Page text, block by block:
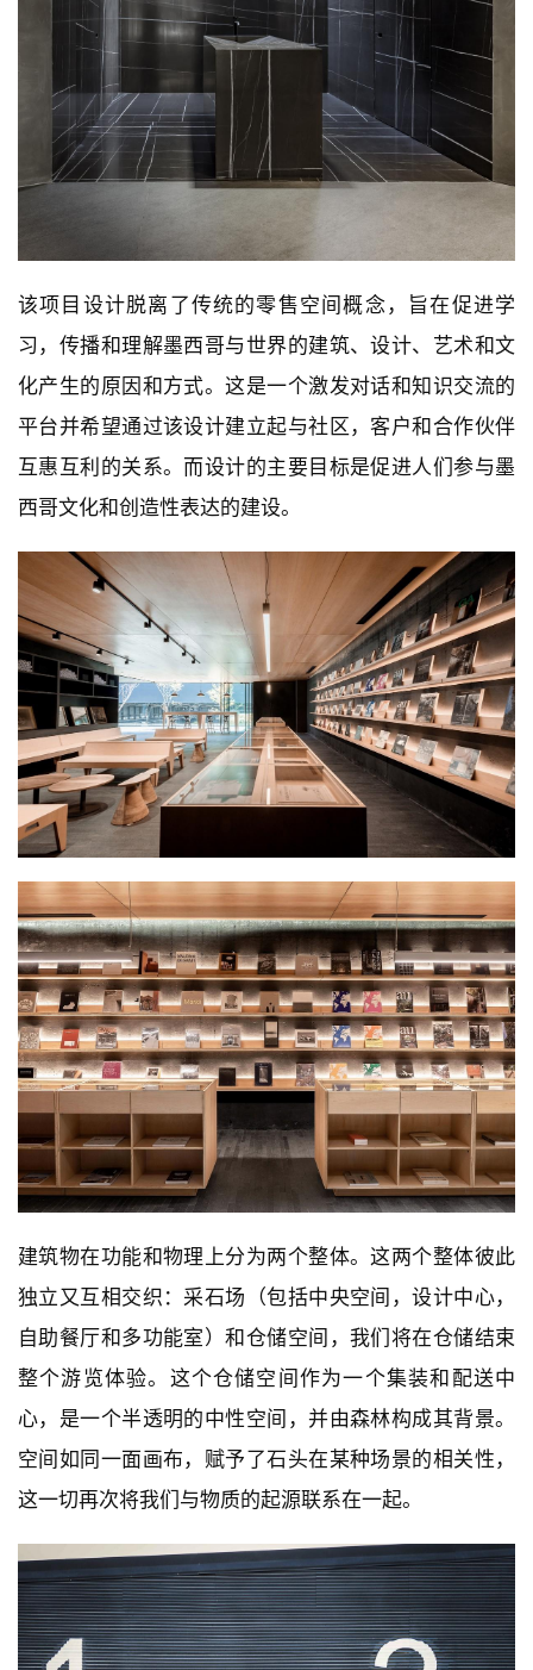
建
筑
设
计
室
内
设
计
城
市
与
景
建
筑
教
速
工
作
流
登录 注册
该项目设计脱离了传统的零售空间概念，旨在促进学
习，传播和理解墨西哥与世界的建筑、设计、艺术和文
化产生的原因和方式。这是一个激发对话和知识交流的
平台并希望通过该设计建立起与社区，客户和合作伙伴
互惠互利的关系。而设计的主要目标是促进人们参与墨
西哥文化和创造性表达的建设。
建筑物在功能和物理上分为两个整体。这两个整体彼此
独立又互相交织：采石场（包括中央空间，设计中心，
自助餐厅和多功能室）和仓储空间，我们将在仓储结束
整个游览体验。这个仓储空间作为一个集装和配送中
心，是一个半透明的中性空间，并由森林构成其背景。
空间如同一面画布，赋予了石头在某种场景的相关性，
这一切再次将我们与物质的起源联系在一起。